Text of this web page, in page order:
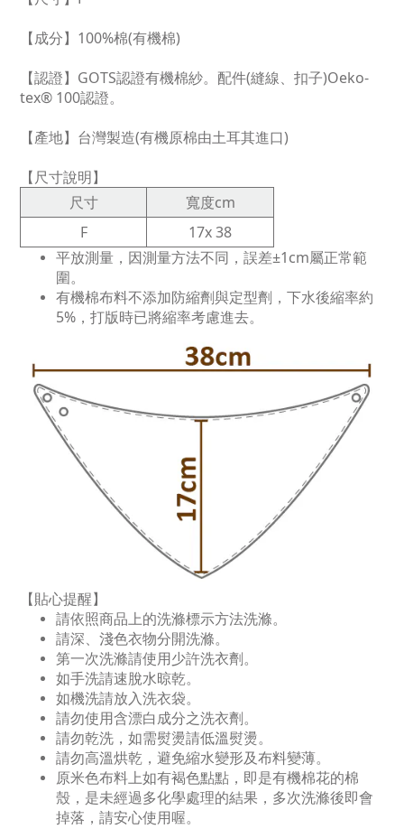
【成分】100%棉(有機棉)
【認證】GOTS認證有機棉紗。配件(縫線、扣子)Oeko-
tex® 100認證。
【產地】台灣製造(有機原棉由土耳其進口)
【尺寸說明】
尺寸
寬度cm
F
17x 38
平放測量，因測量方法不同，誤差±1cm屬正常範
圍。
有機棉布料不添加防縮劑與定型劑，下水後縮率約
5%，打版時已將縮率考慮進去。
【貼心提醒】
請依照商品上的洗滌標示方法洗滌。
請深、淺色衣物分開洗滌。
第一次洗滌請使用少許洗衣劑。
如手洗請速脫水晾乾。
如機洗請放入洗衣袋。
請勿使用含漂白成分之洗衣劑。
請勿乾洗，如需熨燙請低溫熨燙。
請勿高溫烘乾，避免縮水變形及布料變薄。
原米色布料上如有褐色點點，即是有機棉花的棉
殼，是未經過多化學處理的結果，多次洗滌後即會
掉落，請安心使用喔。